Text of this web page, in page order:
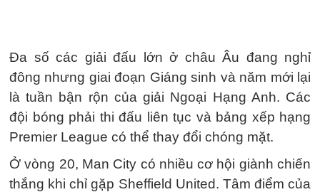
Đa số các giải đấu lớn ở châu Âu đang nghỉ
đông nhưng giai đoạn Giáng sinh và năm mới lại
là tuần bận rộn của giải Ngoại Hạng Anh. Các
đội bóng phải thi đấu liên tục và bảng xếp hạng
Premier League có thể thay đổi chóng mặt.
Ở vòng 20, Man City có nhiều cơ hội giành chiến
thắng khi chỉ gặp Sheffield United. Tâm điểm của